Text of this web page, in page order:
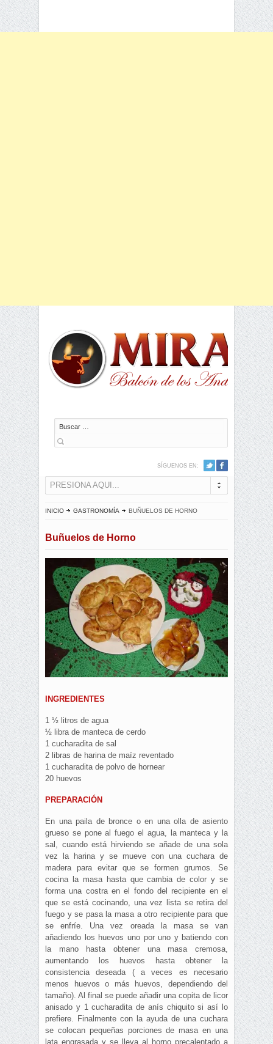
Buscar
SÍGUENOS EN:
PRESIONA AQUI...
INICIO GASTRONOMÍA BUÑUELOS DE HORNO
Buñuelos de Horno
INGREDIENTES
1 ½ litros de agua
½ libra de manteca de cerdo
1 cucharadita de sal
2 libras de harina de maíz reventado
1 cucharadita de polvo de hornear
20 huevos
PREPARACIÓN
En una paila de bronce o en una olla de asiento
grueso se pone al fuego el agua, la manteca y la
sal, cuando está hirviendo se añade de una sola
vez la harina y se mueve con una cuchara de
madera para evitar que se formen grumos. Se
cocina la masa hasta que cambia de color y se
forma una costra en el fondo del recipiente en el
que se está cocinando, una vez lista se retira del
fuego y se pasa la masa a otro recipiente para que
se enfríe. Una vez oreada la masa se van
añadiendo los huevos uno por uno y batiendo con
la mano hasta obtener una masa cremosa,
aumentando los huevos hasta obtener la
consistencia deseada ( a veces es necesario
menos huevos o más huevos, dependiendo del
tamaño). Al final se puede añadir una copita de licor
anisado y 1 cucharadita de anís chiquito si así lo
prefiere. Finalmente con la ayuda de una cuchara
se colocan pequeñas porciones de masa en una
lata engrasada y se lleva al horno precalentado a